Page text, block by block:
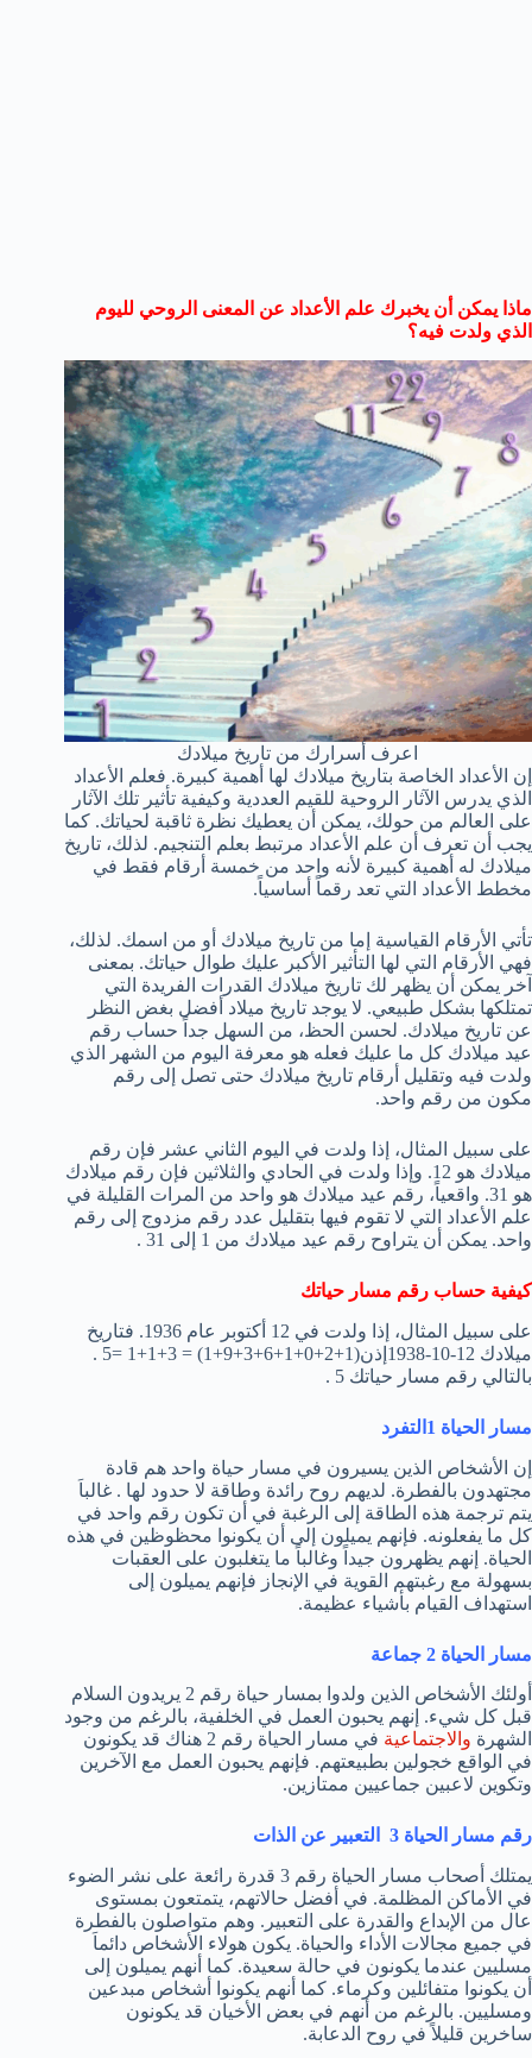
ماذا يمكن أن يخبرك علم الأعداد عن المعنى الروحي لليوم
الذي ولدت فيه؟
اعرف أسرارك من تاريخ ميلادك
إن الأعداد الخاصة بتاريخ ميلادك لها أهمية كبيرة. فعلم الأعداد
الذي يدرس الآثار الروحية للقيم العددية وكيفية تأثير تلك الآثار
على العالم من حولك، يمكن أن يعطيك نظرة ثاقبة لحياتك. كما
يجب أن تعرف أن علم الأعداد مرتبط بعلم التنجيم. لذلك، تاريخ
ميلادك له أهمية كبيرة لأنه واحد من خمسة أرقام فقط في
مخطط الأعداد التي تعد رقماً أساسياً.
تأتي الأرقام القياسية إما من تاريخ ميلادك أو من اسمك. لذلك،
فهي الأرقام التي لها التأثير الأكبر عليك طوال حياتك. بمعنى
آخر يمكن أن يظهر لك تاريخ ميلادك القدرات الفريدة التي
تمتلكها بشكل طبيعي. لا يوجد تاريخ ميلاد أفضل بغض النظر
عن تاريخ ميلادك. لحسن الحظ، من السهل جداً حساب رقم
عيد ميلادك كل ما عليك فعله هو معرفة اليوم من الشهر الذي
ولدت فيه وتقليل أرقام تاريخ ميلادك حتى تصل إلى رقم
مكون من رقم واحد.
على سبيل المثال، إذا ولدت في اليوم الثاني عشر فإن رقم
ميلادك هو 12. وإذا ولدت في الحادي والثلاثين فإن رقم ميلادك
هو 31. واقعياً، رقم عيد ميلادك هو واحد من المرات القليلة في
علم الأعداد التي لا تقوم فيها بتقليل عدد رقم مزدوج إلى رقم
واحد. يمكن أن يتراوح رقم عيد ميلادك من 1 إلى 31 .
كيفية حساب رقم مسار حياتك
على سبيل المثال، إذا ولدت في 12 أكتوبر عام 1936. فتاريخ
ميلادك 12-10-1938إذن(1+2+0+1+6+3+9+1) = 3+1+1 =5 .
بالتالي رقم مسار حياتك 5 .
مسار الحياة 1التفرد
إن الأشخاص الذين يسيرون في مسار حياة واحد هم قادة
مجتهدون بالفطرة. لديهم روح رائدة وطاقة لا حدود لها . غالباَ
يتم ترجمة هذه الطاقة إلى الرغبة في أن تكون رقم واحد في
كل ما يفعلونه. فإنهم يميلون إلى أن يكونوا محظوظين في هذه
الحياة. إنهم يظهرون جيداً وغالباً ما يتغلبون على العقبات
بسهولة مع رغبتهم القوية في الإنجاز فإنهم يميلون إلى
استهداف القيام بأشياء عظيمة.
مسار الحياة 2 جماعة
أولئك الأشخاص الذين ولدوا بمسار حياة رقم 2 يريدون السلام
قبل كل شيء. إنهم يحبون العمل في الخلفية، بالرغم من وجود
الشهرة والاجتماعية
في مسار الحياة رقم 2 هناك قد يكونون
في الواقع خجولين بطبيعتهم. فإنهم يحبون العمل مع الآخرين
وتكوين لاعبين جماعيين ممتازين.
رقم مسار الحياة 3 التعبير عن الذات
يمتلك أصحاب مسار الحياة رقم 3 قدرة رائعة على نشر الضوء
في الأماكن المظلمة. في أفضل حالاتهم، يتمتعون بمستوى
عال من الإبداع والقدرة على التعبير. وهم متواصلون بالفطرة
في جميع مجالات الأداء والحياة. يكون هولاء الأشخاص دائماَ
مسليين عندما يكونون في حالة سعيدة. كما أنهم يميلون إلى
أن يكونوا متفائلين وكرماء. كما أنهم يكونوا أشخاص مبدعين
ومسليين. بالرغم من أنهم في بعض الأخيان قد يكونون
ساخرين قليلاً في روح الدعابة.